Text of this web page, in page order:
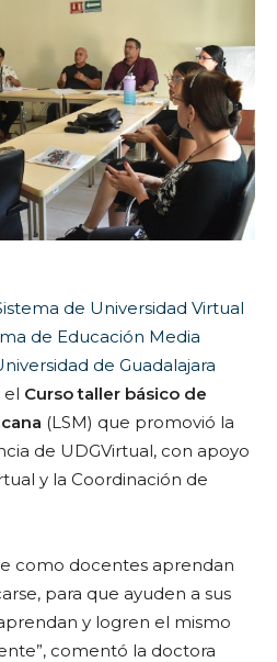
de Universidad Virtual
de Educación Media
de Guadalajara
el Curso taller básico de
(LSM) que promovió la
de UDGVirtual, con apoyo
y la Coordinación de
como docentes aprendan
para que ayuden a sus
y logren el mismo
comentó la doctora